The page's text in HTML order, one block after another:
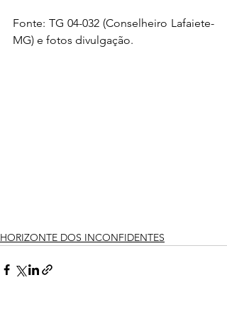
Fonte: TG 04-032 (Conselheiro Lafaiete-
MG) e fotos divulgação.
HORIZONTE DOS INCONFIDENTES